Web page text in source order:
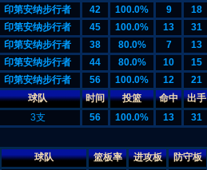
印第安纳步行者 42 100.0% 9 18
印第安纳步行者 45 100.0% 13 31
印第安纳步行者 38 80.0% 7 13
印第安纳步行者 44 80.0% 10 15
印第安纳步行者 56 100.0% 12 21
球队 时间 投篮 命中 出手
3支 56 100.0% 13 31
球队 篮板率 进攻板 防守板